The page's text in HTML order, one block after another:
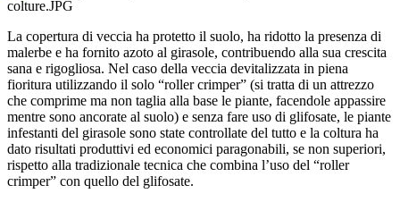
La copertura di veccia ha protetto il suolo, ha ridotto la presenza di
malerbe e ha fornito azoto al girasole, contribuendo alla sua crescita
sana e rigogliosa. Nel caso della veccia devitalizzata in piena
fioritura utilizzando il solo “roller crimper” (si tratta di un attrezzo
che comprime ma non taglia alla base le piante, facendole appassire
mentre sono ancorate al suolo) e senza fare uso di glifosate, le piante
infestanti del girasole sono state controllate del tutto e la coltura ha
dato risultati produttivi ed economici paragonabili, se non superiori,
rispetto alla tradizionale tecnica che combina l’uso del “roller
crimper” con quello del glifosate.